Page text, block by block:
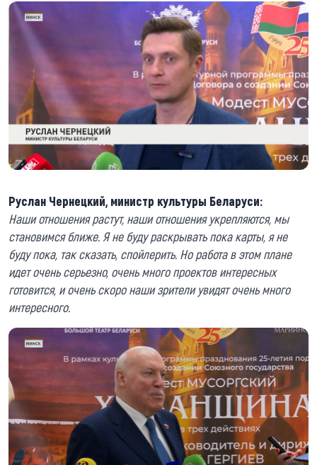
Руслан Чернецкий, министр культуры Беларуси:
Наши отношения растут, наши отношения укрепляются, мы
становимся ближе. Я не буду раскрывать пока карты, я не
буду пока, так сказать, спойлерить. Но работа в этом плане
идет очень серьезно, очень много проектов интересных
готовится, и очень скоро наши зрители увидят очень много
интересного.